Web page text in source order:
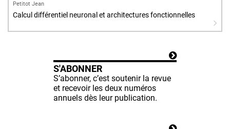
Petitot Jean
Calcul différentiel neuronal et architectures fonctionnelles
S'ABONNER
S’abonner, c’est soutenir la revue
et recevoir les deux numéros
annuels dès leur publication.